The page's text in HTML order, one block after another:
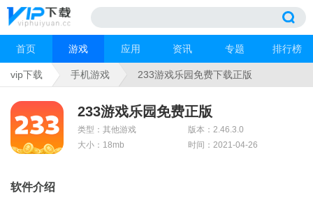
首页 游戏 应用 资讯 专题 排行榜
vip下载 手机游戏 233游戏乐园免费下载正版
233游戏乐园免费正版
类型：其他游戏
版本：2.46.3.0
大小：18mb
时间：2021-04-26
软件介绍